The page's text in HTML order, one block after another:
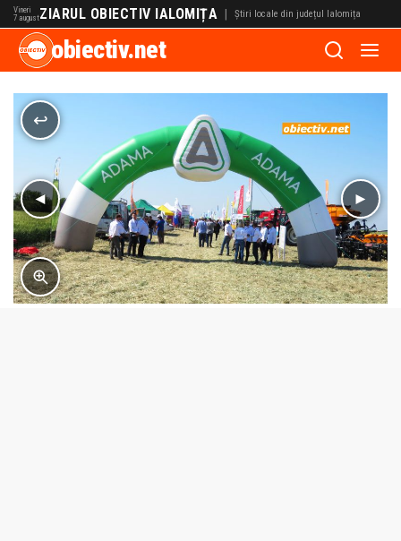
Vineri
7 augustZIARUL OBIECTIV IALOMIȚA | Știri locale din județul Ialomița
obiectiv.net